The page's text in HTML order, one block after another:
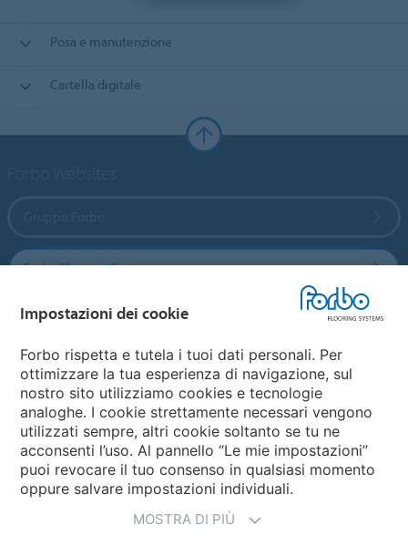
Posa e manutenzione
Cartella digitale
Forbo Flooring Systems
Forbo Movement Systems
Seleziona una nazione
Seleziona una nazione
Impostazioni dei cookie
Forbo rispetta e tutela i tuoi dati personali. Per
ottimizzare la tua esperienza di navigazione, sul
nostro sito utilizziamo cookies e tecnologie
analoghe. I cookie strettamente necessari vengono
utilizzati sempre, altri cookie soltanto se tu ne
acconsenti l’uso. Al pannello “Le mie impostazioni”
puoi revocare il tuo consenso in qualsiasi momento
oppure salvare impostazioni individuali.
MOSTRA DI PIÙ